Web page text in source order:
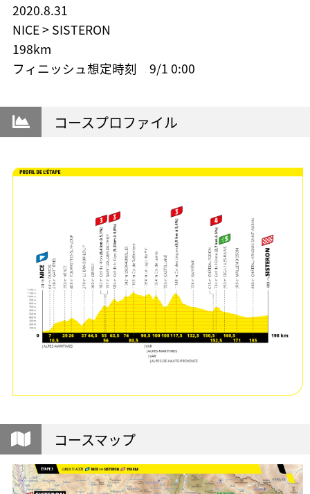
2020.8.31
NICE > SISTERON
198km
フィニッシュ想定時刻 9/1 0:00
コースプロファイル
コースマップ